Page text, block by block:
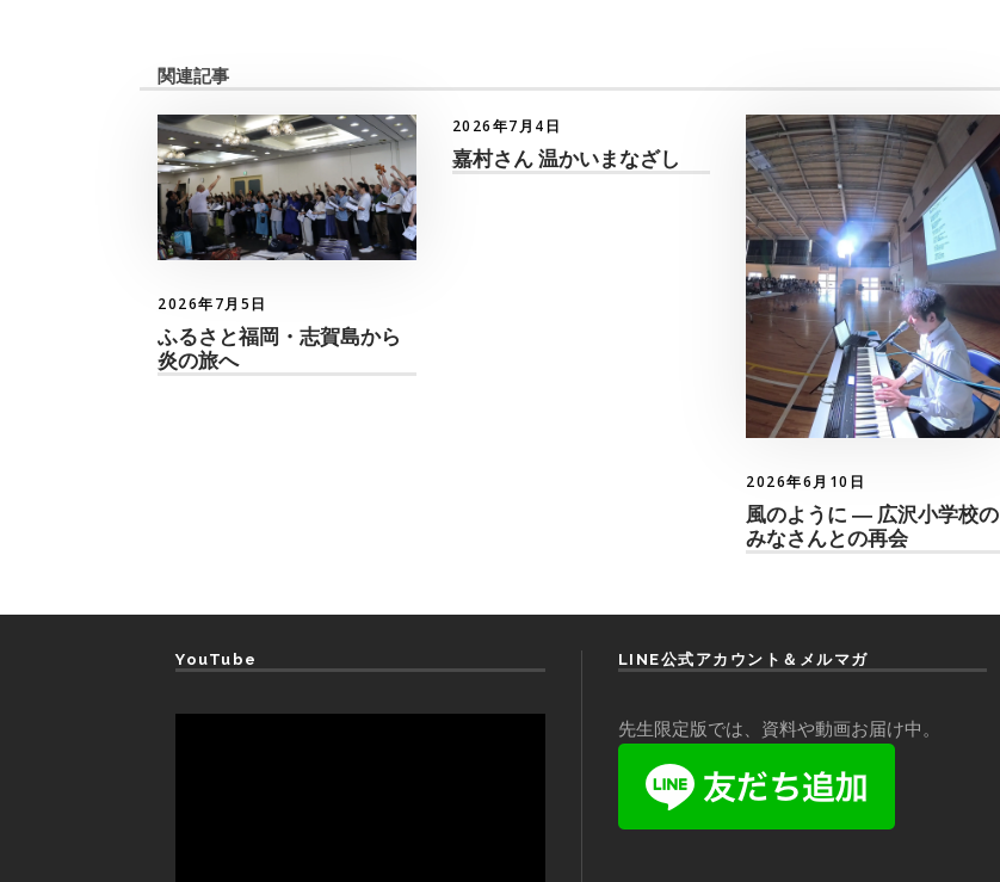
関連記事
2026年7月5日
ふるさと福岡・志賀島から
炎の旅へ
2026年7月4日
嘉村さん 温かいまなざし
2026年6月10日
風のように ― 広沢小学校の
みなさんとの再会
YouTube LINE公式アカウント＆メルマガ
先生限定版では、資料や動画お届け中。